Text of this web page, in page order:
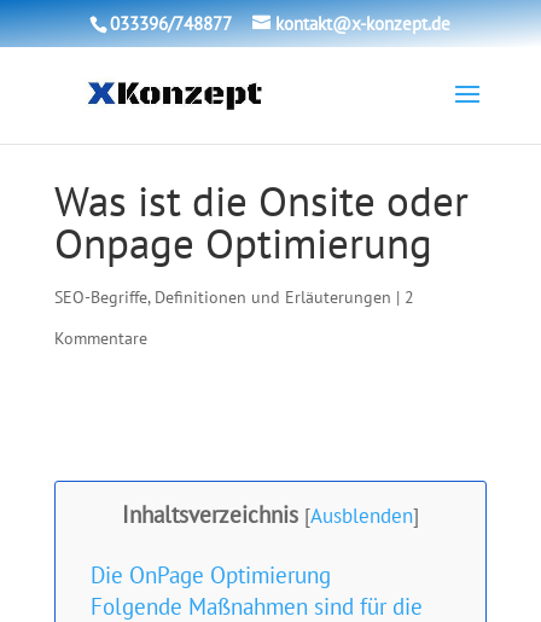
033396/748877 kontakt@x-konzept.de
Was ist die Onsite oder
Onpage Optimierung
SEO-Begriffe, Definitionen und Erläuterungen | 2
Kommentare
Inhaltsverzeichnis [Ausblenden]
Die OnPage Optimierung
Folgende Maßnahmen sind für die